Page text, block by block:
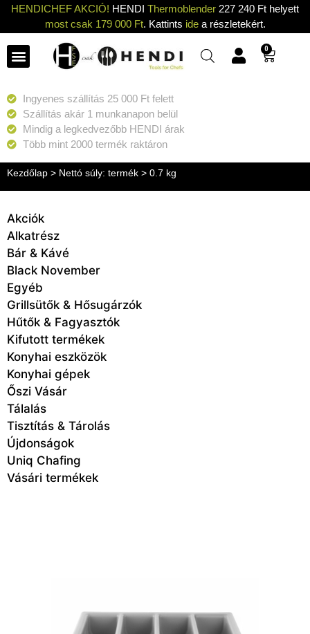
HENDICHEF AKCIÓ! HENDI Thermoblender 227 240 Ft helyett
most csak 179 000 Ft. Kattints idea részletekért.
0
Ingyenes szállítás 25 000 Ft felett
Szállítás akár 1 munkanapon belül
Mindig a legkedvezőbb HENDI árak
Több mint 2000 termék raktáron
Kezdőlap > Nettó súly: termék > 0.7 kg
Akciók
Alkatrész
Bár & Kávé
Black November
Egyéb
Grillsütők & Hősugárzók
Hűtők & Fagyasztók
Kifutott termékek
Konyhai eszközök
Konyhai gépek
Őszi Vásár
Tálalás
Tisztítás & Tárolás
Újdonságok
Uniq Chafing
Vásári termékek